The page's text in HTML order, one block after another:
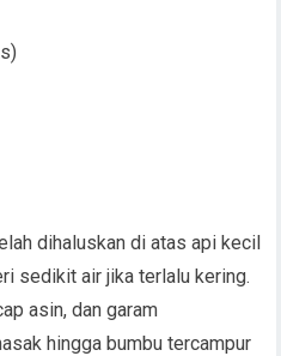
dihaluskan di atas api kecil
sedikit air jika terlalu kering.
asin, dan garam
hingga bumbu tercampur